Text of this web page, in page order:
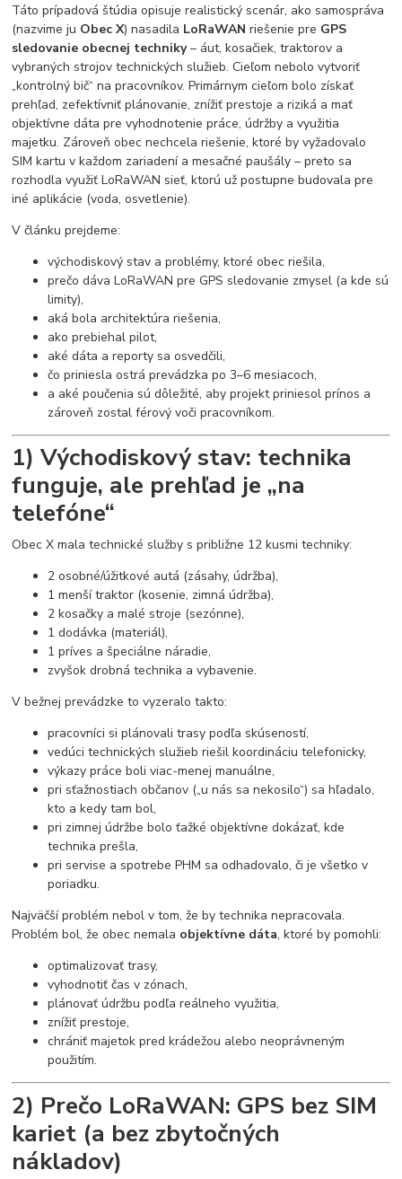
Táto prípadová štúdia opisuje realistický scenár, ako samospráva
(nazvime ju Obec X) nasadila LoRaWAN riešenie pre GPS
sledovanie obecnej techniky– áut, kosačiek, traktorov a
vybraných strojov technických služieb. Cieľom nebolo vytvoriť
„kontrolný bič“ na pracovníkov. Primárnym cieľom bolo získať
prehľad, zefektívniť plánovanie, znížiť prestoje a riziká a mať
objektívne dáta pre vyhodnotenie práce, údržby a využitia
majetku. Zároveň obec nechcela riešenie, ktoré by vyžadovalo
SIM kartu v každom zariadení a mesačné paušály – preto sa
rozhodla využiť LoRaWAN sieť, ktorú už postupne budovala pre
iné aplikácie (voda, osvetlenie).
V článku prejdeme:
východiskový stav a problémy, ktoré obec riešila,
prečo dáva LoRaWAN pre GPS sledovanie zmysel (a kde sú
limity),
aká bola architektúra riešenia,
ako prebiehal pilot,
aké dáta a reporty sa osvedčili,
čo priniesla ostrá prevádzka po 3–6 mesiacoch,
a aké poučenia sú dôležité, aby projekt priniesol prínos a
zároveň zostal férový voči pracovníkom.
1) Východiskový stav: technika
funguje, ale prehľad je „na
telefóne“
Obec X mala technické služby s približne 12 kusmi techniky:
2 osobné/úžitkové autá (zásahy, údržba),
1 menší traktor (kosenie, zimná údržba),
2 kosačky a malé stroje (sezónne),
1 dodávka (materiál),
1 príves a špeciálne náradie,
zvyšok drobná technika a vybavenie.
V bežnej prevádzke to vyzeralo takto:
pracovníci si plánovali trasy podľa skúseností,
vedúci technických služieb riešil koordináciu telefonicky,
výkazy práce boli viac-menej manuálne,
pri sťažnostiach občanov („u nás sa nekosilo“) sa hľadalo,
kto a kedy tam bol,
pri zimnej údržbe bolo ťažké objektívne dokázať, kde
technika prešla,
pri servise a spotrebe PHM sa odhadovalo, či je všetko v
poriadku.
Najväčší problém nebol v tom, že by technika nepracovala.
Problém bol, že obec nemala objektívne dáta, ktoré by pomohli:
optimalizovať trasy,
vyhodnotiť čas v zónach,
plánovať údržbu podľa reálneho využitia,
znížiť prestoje,
chrániť majetok pred krádežou alebo neoprávneným
použitím.
2) Prečo LoRaWAN: GPS bez SIM
kariet (a bez zbytočných
nákladov)